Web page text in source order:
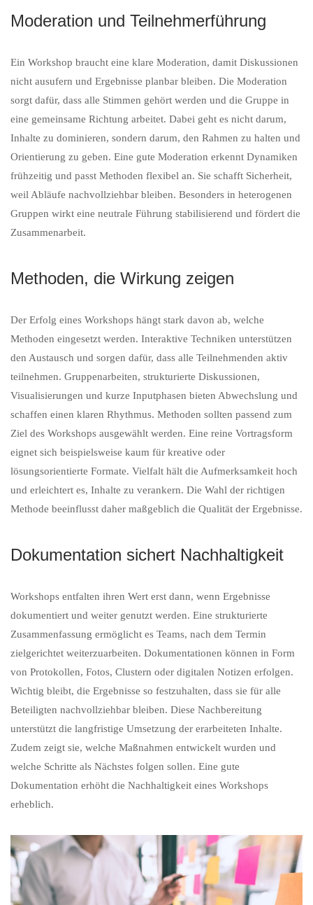
Moderation und Teilnehmerführung
Ein Workshop braucht eine klare Moderation, damit Diskussionen
nicht ausufern und Ergebnisse planbar bleiben. Die Moderation
sorgt dafür, dass alle Stimmen gehört werden und die Gruppe in
eine gemeinsame Richtung arbeitet. Dabei geht es nicht darum,
Inhalte zu dominieren, sondern darum, den Rahmen zu halten und
Orientierung zu geben. Eine gute Moderation erkennt Dynamiken
frühzeitig und passt Methoden flexibel an. Sie schafft Sicherheit,
weil Abläufe nachvollziehbar bleiben. Besonders in heterogenen
Gruppen wirkt eine neutrale Führung stabilisierend und fördert die
Zusammenarbeit.
Methoden, die Wirkung zeigen
Der Erfolg eines Workshops hängt stark davon ab, welche
Methoden eingesetzt werden. Interaktive Techniken unterstützen
den Austausch und sorgen dafür, dass alle Teilnehmenden aktiv
teilnehmen. Gruppenarbeiten, strukturierte Diskussionen,
Visualisierungen und kurze Inputphasen bieten Abwechslung und
schaffen einen klaren Rhythmus. Methoden sollten passend zum
Ziel des Workshops ausgewählt werden. Eine reine Vortragsform
eignet sich beispielsweise kaum für kreative oder
lösungsorientierte Formate. Vielfalt hält die Aufmerksamkeit hoch
und erleichtert es, Inhalte zu verankern. Die Wahl der richtigen
Methode beeinflusst daher maßgeblich die Qualität der Ergebnisse.
Dokumentation sichert Nachhaltigkeit
Workshops entfalten ihren Wert erst dann, wenn Ergebnisse
dokumentiert und weiter genutzt werden. Eine strukturierte
Zusammenfassung ermöglicht es Teams, nach dem Termin
zielgerichtet weiterzuarbeiten. Dokumentationen können in Form
von Protokollen, Fotos, Clustern oder digitalen Notizen erfolgen.
Wichtig bleibt, die Ergebnisse so festzuhalten, dass sie für alle
Beteiligten nachvollziehbar bleiben. Diese Nachbereitung
unterstützt die langfristige Umsetzung der erarbeiteten Inhalte.
Zudem zeigt sie, welche Maßnahmen entwickelt wurden und
welche Schritte als Nächstes folgen sollen. Eine gute
Dokumentation erhöht die Nachhaltigkeit eines Workshops
erheblich.